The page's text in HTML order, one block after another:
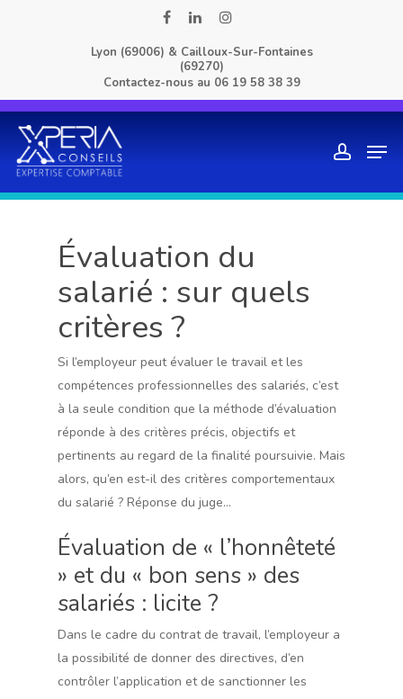
facebooklinkedininstagram
Lyon (69006) & Cailloux-Sur-Fontaines
(69270)
Contactez-nous au 06 19 58 38 39
Évaluation du
salarié : sur quels
critères ?
Si l’employeur peut évaluer le travail et les
compétences professionnelles des salariés, c’est
à la seule condition que la méthode d’évaluation
réponde à des critères précis, objectifs et
pertinents au regard de la finalité poursuivie. Mais
alors, qu’en est-il des critères comportementaux
du salarié ? Réponse du juge…
Évaluation de « l’honnêteté
» et du « bon sens » des
salariés : licite ?
Dans le cadre du contrat de travail, l’employeur a
la possibilité de donner des directives, d’en
contrôler l’application et de sanctionner les